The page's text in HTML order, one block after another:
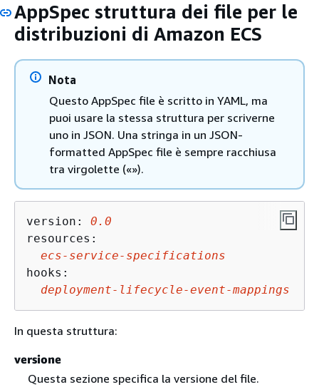
AppSpec struttura dei file per le
distribuzioni di Amazon ECS
Nota
Questo AppSpec file è scritto in YAML, ma
puoi usare la stessa struttura per scriverne
uno in JSON. Una stringa in un JSON-
formatted AppSpec file è sempre racchiusa
tra virgolette («»).
version: 0.0
resources:
ecs-service-specifications
hooks:
deployment-lifecycle-event-mappings
In questa struttura:
versione
Questa sezione specifica la versione del file.